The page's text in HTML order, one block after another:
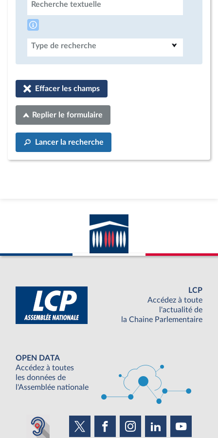
Recherche textuelle
Type de recherche
Effacer les champs
Replier le formulaire
Lancer la recherche
LCP
Accédez à toute
l'actualité de
la Chaine Parlementaire
OPEN DATA
Accédez à toutes
les données de
l'Assemblée nationale